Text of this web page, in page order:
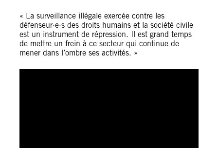
« La surveillance illégale exercée contre les
défenseur·e·s des droits humains et la société civile
est un instrument de répression. Il est grand temps
de mettre un frein à ce secteur qui continue de
mener dans l’ombre ses activités. »